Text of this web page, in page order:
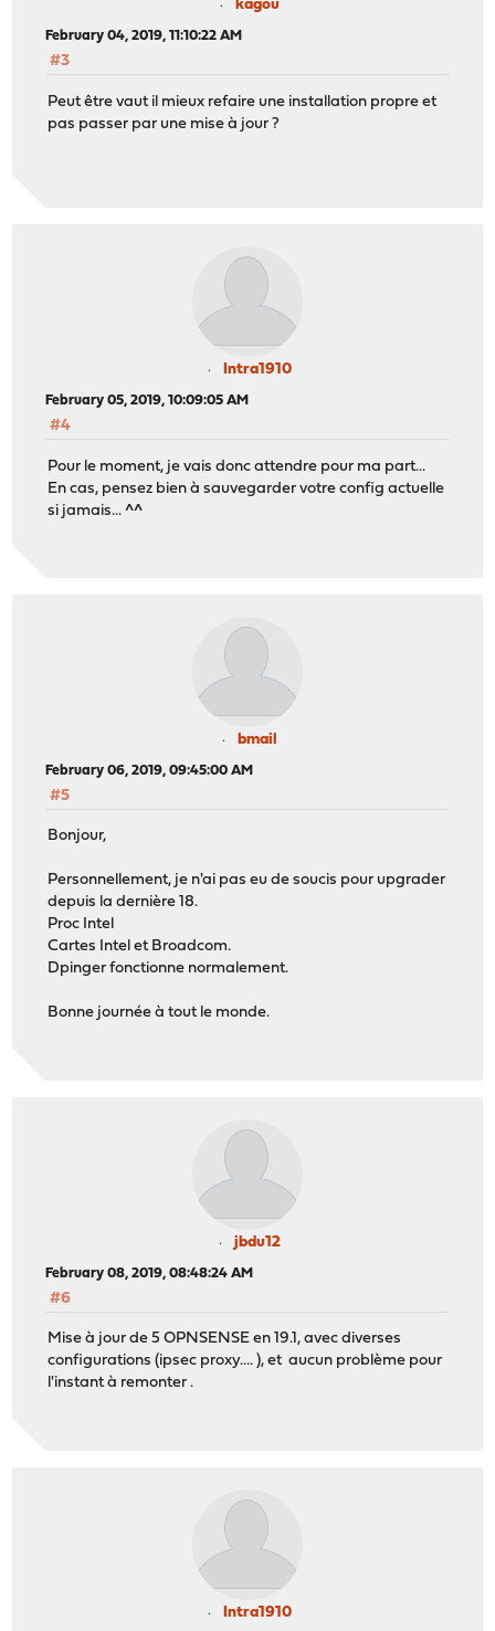
kagou
February 04, 2019, 11:10:22 AM
#3
Peut être vaut il mieux refaire une installation propre et
pas passer par une mise à jour ?
Intra1910
February 05, 2019, 10:09:05 AM
#4
Pour le moment, je vais donc attendre pour ma part...
En cas, pensez bien à sauvegarder votre config actuelle
si jamais... ^^
bmail
February 06, 2019, 09:45:00 AM
#5
Bonjour,
Personnellement, je n'ai pas eu de soucis pour upgrader
depuis la dernière 18.
Proc Intel
Cartes Intel et Broadcom.
Dpinger fonctionne normalement.
Bonne journée à tout le monde.
jbdu12
February 08, 2019, 08:48:24 AM
#6
Mise à jour de 5 OPNSENSE en 19.1, avec diverses
configurations (ipsec proxy.... ), et aucun problème pour
l'instant à remonter .
Intra1910